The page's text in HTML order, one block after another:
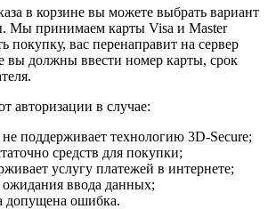
в корзине вы можете выбрать вариант
Мы принимаем карты Visa и Master
покупку, вас перенаправит на сервер
вы должны ввести номер карты, срок
авторизации в случае:
поддерживает технологию 3D-Secure;
средств для покупки;
услугу платежей в интернете;
ожидания ввода данных;
допущена ошибка.